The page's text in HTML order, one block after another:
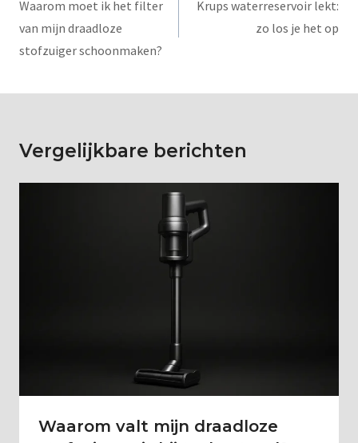
Waarom moet ik het filter
van mijn draadloze
stofzuiger schoonmaken?
Krups waterreservoir lekt:
zo los je het op
Vergelijkbare berichten
Waarom valt mijn draadloze